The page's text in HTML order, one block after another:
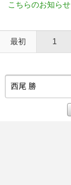
こちらのお知らせ
最初 1